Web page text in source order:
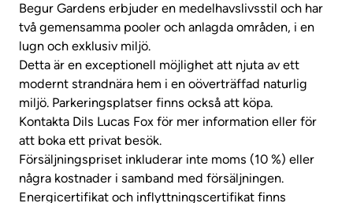
Begur Gardens erbjuder en medelhavslivsstil och har
två gemensamma pooler och anlagda områden, i en
lugn och exklusiv miljö.
Detta är en exceptionell möjlighet att njuta av ett
modernt strandnära hem i en oöverträffad naturlig
miljö. Parkeringsplatser finns också att köpa.
Kontakta Dils Lucas Fox för mer information eller för
att boka ett privat besök.
Försäljningspriset inkluderar inte moms (10 %) eller
några kostnader i samband med försäljningen.
Energicertifikat och inflyttningscertifikat finns